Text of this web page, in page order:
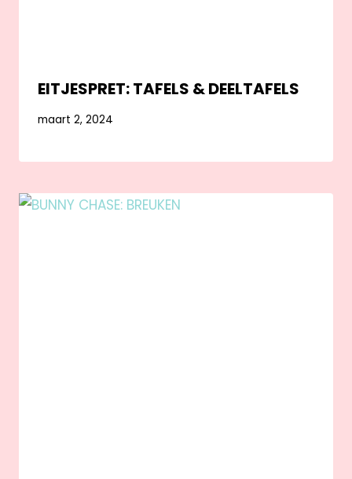
EITJESPRET: TAFELS & DEELTAFELS
maart 2, 2024